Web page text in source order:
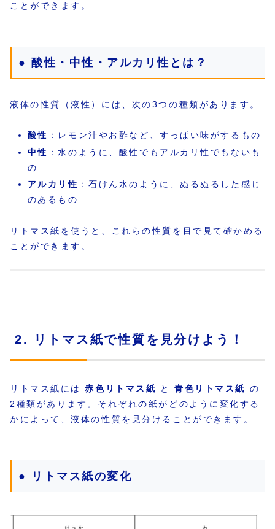
ことができます。
● 酸性・中性・アルカリ性とは？
液体の性質（液性）には、次の3つの種類があります。
酸性 ：レモン汁やお酢など、すっぱい味がするもの
中性 ：水のように、酸性でもアルカリ性でもないも
の
アルカリ性 ：石けん水のように、ぬるぬるした感じ
のあるもの
リトマス紙を使うと、これらの性質を目で見て確かめる
ことができます。
2. リトマス紙で性質を見分けよう！
リトマス紙には赤色リトマス紙 と青色リトマス紙
の
2種類があります。それぞれの紙がどのように変化する
かによって、液体の性質を見分けることができます。
● リトマス紙の変化